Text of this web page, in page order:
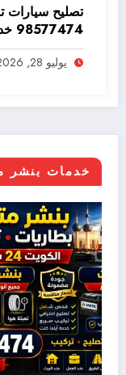
تصليح سيارات
98577474 خدمة متنقلة 24 ساعة
يوليو 28, 2026
خدمات بنشر